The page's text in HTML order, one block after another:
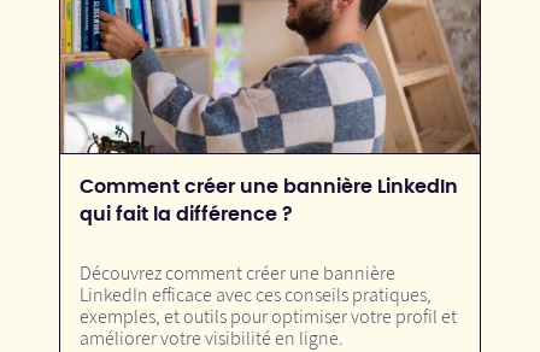
Comment créer une bannière LinkedIn
qui fait la différence ?
Découvrez comment créer une bannière
LinkedIn efficace avec ces conseils pratiques,
exemples, et outils pour optimiser votre profil et
améliorer votre visibilité en ligne.